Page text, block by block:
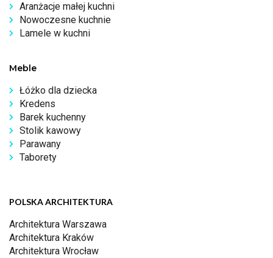
Aranżacje małej kuchni
Nowoczesne kuchnie
Lamele w kuchni
Meble
Łóżko dla dziecka
Kredens
Barek kuchenny
Stolik kawowy
Parawany
Taborety
POLSKA ARCHITEKTURA
Architektura Warszawa
Architektura Kraków
Architektura Wrocław